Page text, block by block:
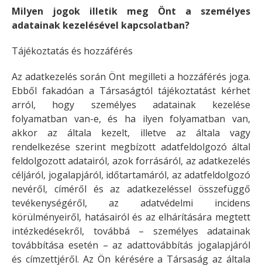
Milyen jogok illetik meg Önt a személyes
adatainak kezelésével kapcsolatban?
Tájékoztatás és hozzáférés
Az adatkezelés során Önt megilleti a hozzáférés joga.
Ebből fakadóan a Társaságtól tájékoztatást kérhet
arról, hogy személyes adatainak kezelése
folyamatban van-e, és ha ilyen folyamatban van,
akkor az általa kezelt, illetve az általa vagy
rendelkezése szerint megbízott adatfeldolgozó által
feldolgozott adatairól, azok forrásáról, az adatkezelés
céljáról, jogalapjáról, időtartamáról, az adatfeldolgozó
nevéről, címéről és az adatkezeléssel összefüggő
tevékenységéről, az adatvédelmi incidens
körülményeiről, hatásairól és az elhárítására megtett
intézkedésekről, továbbá – személyes adatainak
továbbítása esetén – az adattovábbítás jogalapjáról
és címzettjéről. Az Ön kérésére a Társaság az általa